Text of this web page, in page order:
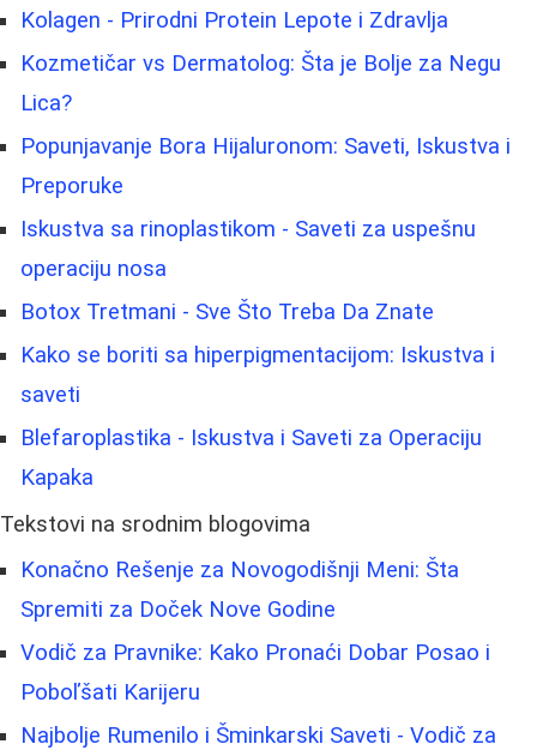
Kolagen - Prirodni Protein Lepote i Zdravlja
Kozmetičar vs Dermatolog: Šta je Bolje za Negu
Lica?
Popunjavanje Bora Hijaluronom: Saveti, Iskustva i
Preporuke
Iskustva sa rinoplastikom - Saveti za uspešnu
operaciju nosa
Botox Tretmani - Sve Što Treba Da Znate
Kako se boriti sa hiperpigmentacijom: Iskustva i
saveti
Blefaroplastika - Iskustva i Saveti za Operaciju
Kapaka
Tekstovi na srodnim blogovima
Konačno Rešenje za Novogodišnji Meni: Šta
Spremiti za Doček Nove Godine
Vodič za Pravnike: Kako Pronaći Dobar Posao i
Poboľšati Karijeru
Najbolje Rumenilo i Šminkarski Saveti - Vodič za